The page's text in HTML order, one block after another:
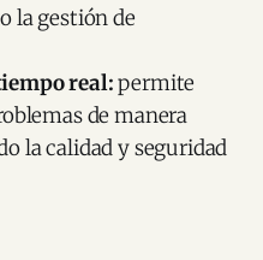
la gestión de
real:permite
de manera
la calidad y seguridad